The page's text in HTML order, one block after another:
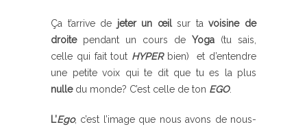
Ça t’arrive de jeter un œilsur tavoisine de
droitependant un cours de Yoga (tu sais,
celle qui fait tout HYPERbien) et d’entendre
une petite voix qui te dit que tu es la plus
nulledu monde? C’est celle de ton EGO.
L’Ego, c’est l’image que nous avons de nous-